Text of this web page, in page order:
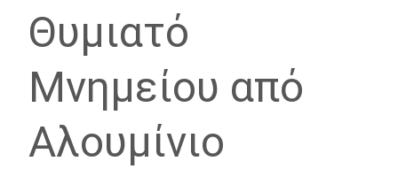
Θυμιατό
Μνημείου από
Αλουμίνιο